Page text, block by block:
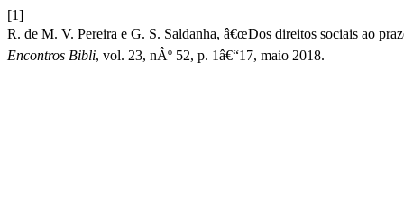
[1]
R. de M. V. Pereira e G. S. Saldanha, â€œDos direitos sociais ao
Encontros Bibli, vol. 23, nÂº 52, p. 1â€“17, maio 2018.